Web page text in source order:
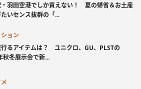
羽田空港でしか買えない！ 夏の帰省＆お土産
いセンス抜群の「...
ョン
るアイテムは？ ユニクロ、GU、PLSTの
秋冬展示会で新...